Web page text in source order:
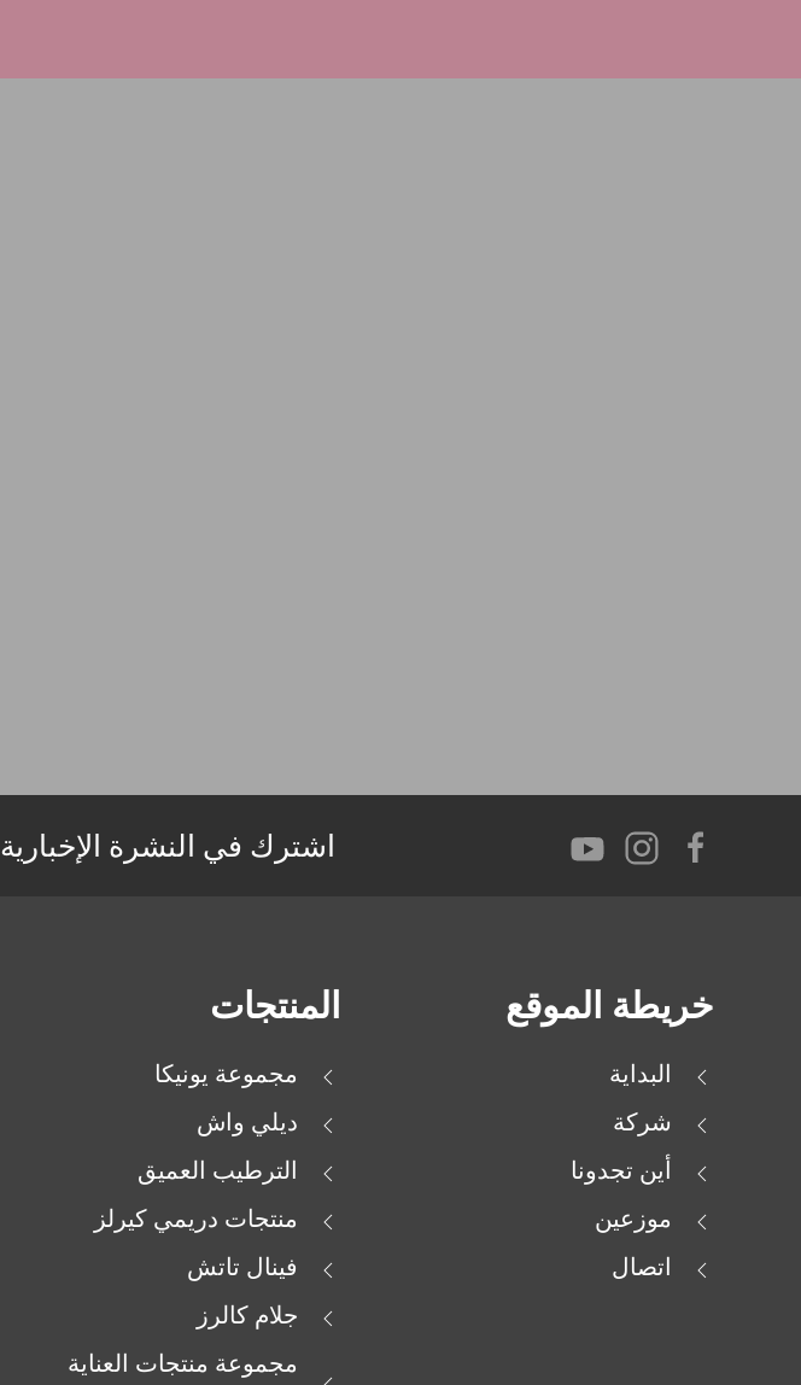
اشترك في النشرة الإخبارية
خريطة الموقع
البداية
شركة
أين تجدونا
موزعين
اتصال
المنتجات
مجموعة يونيكا
ديلي واش
الترطيب العميق
منتجات دريمي كيرلز
فينال تاتش
جلام كالرز
مجموعة منتجات العناية